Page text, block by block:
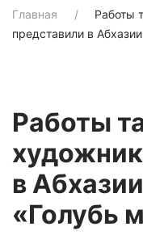
Главная
Работы
представили в
Работы
в
«Голубь